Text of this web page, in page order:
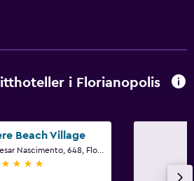
i Florianopolis
Beach Village
4 stjerner